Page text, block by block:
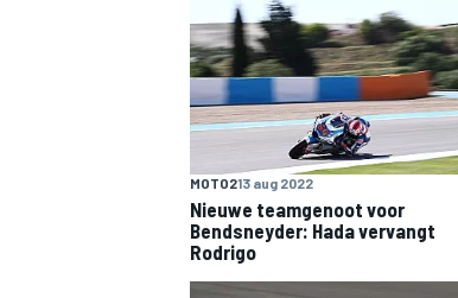
MOTO213 aug 2022
Nieuwe teamgenoot voor
Bendsneyder: Hada vervangt
Rodrigo